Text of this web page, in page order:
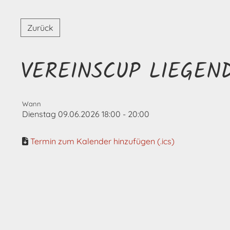
Zurück
VEREINSCUP
Wann
Dienstag 09.06.2026 18:00 - 20:00
Termin zum Kalender hinzufügen (.ics)